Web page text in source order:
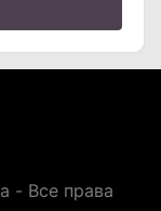
- Все права